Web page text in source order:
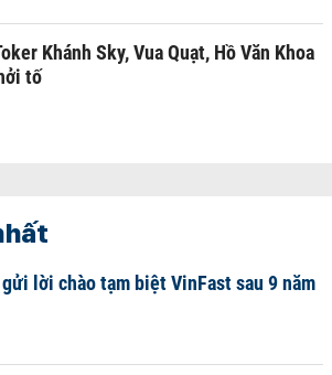
Khánh Sky, Vua Quạt, Hồ Văn Khoa
tố
lời chào tạm biệt VinFast sau 9 năm